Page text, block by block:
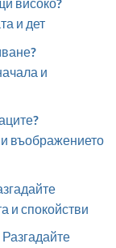
и дет
и
въображението
и спокойстви